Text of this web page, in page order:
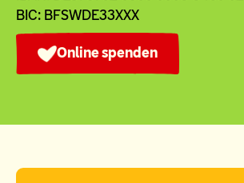
BIC: BFSWDE33XXX
Online spenden